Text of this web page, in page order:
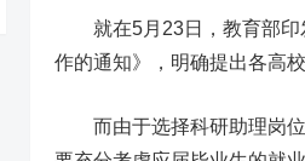
就在5月23日，教育部印
作的通知》，明确提出各高
而由于选择科研助理岗位